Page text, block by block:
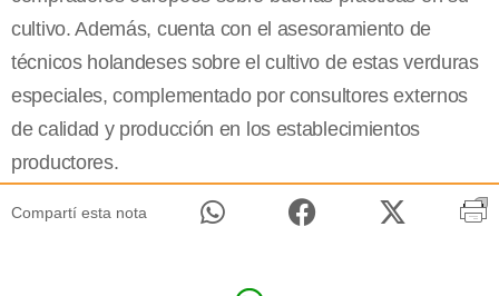
cultivo. Además, cuenta con el asesoramiento de
técnicos holandeses sobre el cultivo de estas verduras
especiales, complementado por consultores externos
de calidad y producción en los establecimientos
productores.
Compartí esta nota